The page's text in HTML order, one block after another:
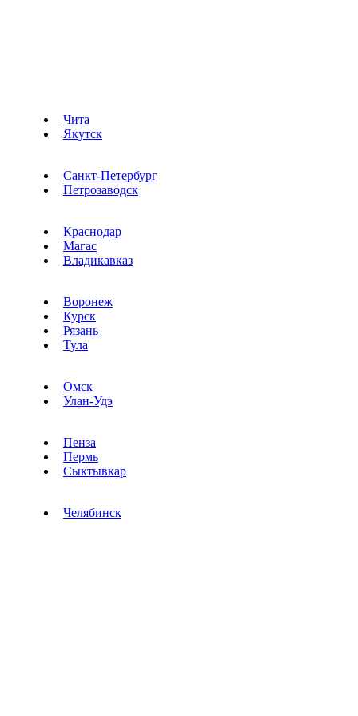
Чита
Якутск
Санкт-Петербург
Петрозаводск
Краснодар
Магас
Владикавказ
Воронеж
Курск
Рязань
Тула
Омск
Улан-Удэ
Пенза
Пермь
Сыктывкар
Челябинск